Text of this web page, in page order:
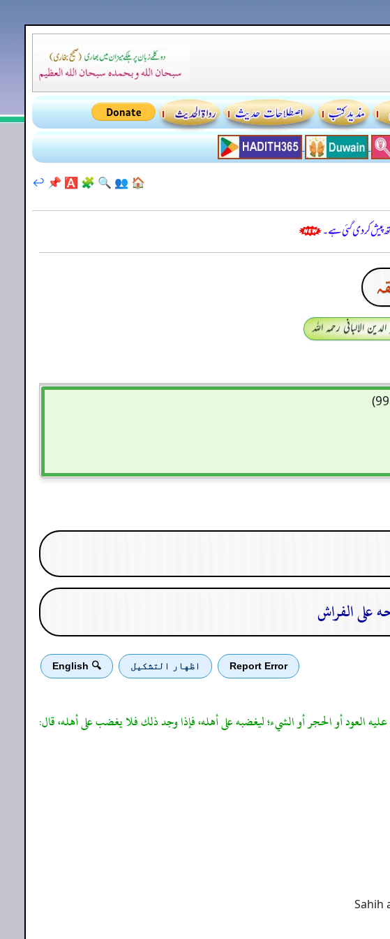
🏠
👥
🔍
🧩
🅰️
📌
↩️
پیش کر دی گئی ہے۔
الالبانی رحمہ اللہ
Report Error اظهار التشكيل 🔍 English
العود أو الحجر أو الشيء؛ ليغضبه على أهله، فإذا وجد ذلك فلا يغضب على أهله، قال:
Sahih